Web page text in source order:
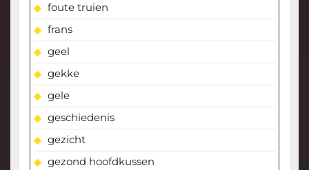
foute truien
frans
geel
gekke
gele
geschiedenis
gezicht
gezond hoofdkussen